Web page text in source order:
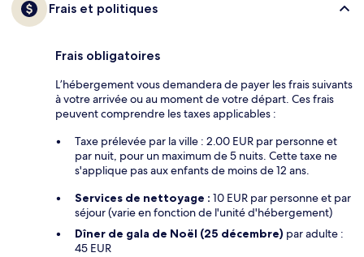
Frais et politiques
Frais obligatoires
L’hébergement vous demandera de payer les frais suivants
à votre arrivée ou au moment de votre départ. Ces frais
peuvent comprendre les taxes applicables :
Taxe prélevée par la ville : 2.00 EUR par personne et
par nuit, pour un maximum de 5 nuits. Cette taxe ne
s'applique pas aux enfants de moins de 12 ans.
Services de nettoyage : 10 EUR par personne et par
séjour (varie en fonction de l'unité d'hébergement)
Dîner de gala de Noël (25 décembre) par adulte :
45 EUR